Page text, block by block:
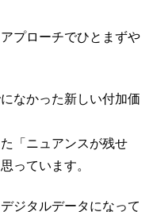
プローチでひとまずや
なかった新しい付加価
「ニュアンスが残せ
っています。
ジタルデータになって